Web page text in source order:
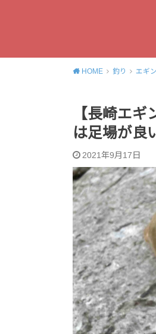
HOME 釣り エギ
【長崎エ
は足場が良
2021年9月17日